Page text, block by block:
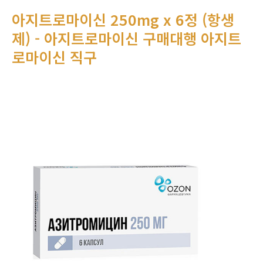
아지트로마이신 250mg x 6정 (항생
제) - 아지트로마이신 구매대행 아지트
로마이신 직구